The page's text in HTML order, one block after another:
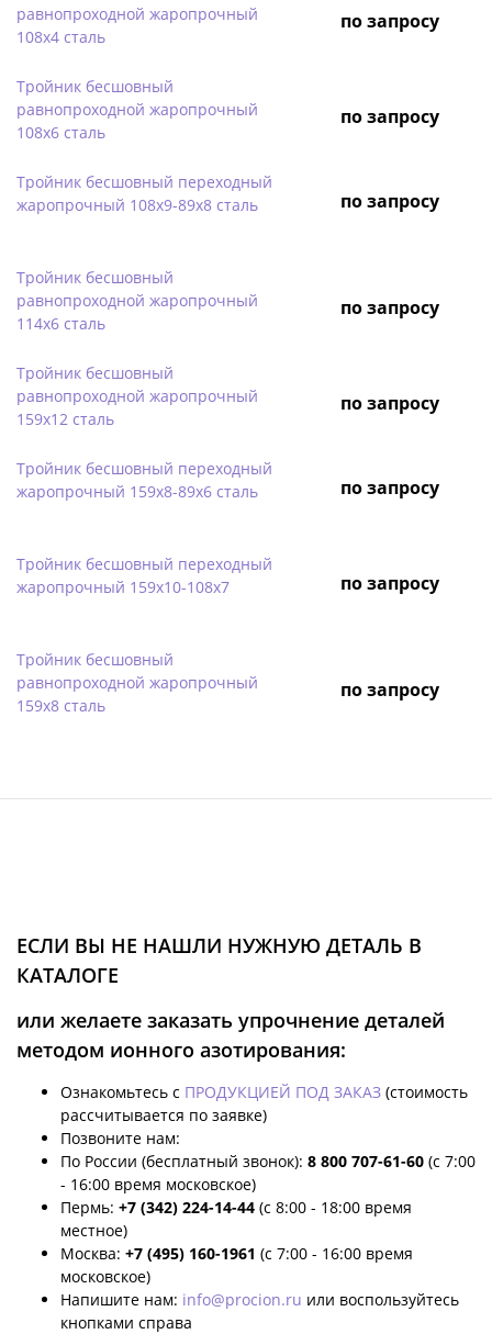
равнопроходной жаропрочный
108х4 сталь
по запросу
Тройник бесшовный
равнопроходной жаропрочный
108х6 сталь
по запросу
Тройник бесшовный переходный
жаропрочный 108х9-89х8 сталь
по запросу
Тройник бесшовный
равнопроходной жаропрочный
114х6 сталь
по запросу
Тройник бесшовный
равнопроходной жаропрочный
159х12 сталь
по запросу
Тройник бесшовный переходный
жаропрочный 159х8-89х6 сталь
по запросу
Тройник бесшовный переходный
жаропрочный 159х10-108х7
по запросу
Тройник бесшовный
равнопроходной жаропрочный
159х8 сталь
по запросу
ЕСЛИ ВЫ НЕ НАШЛИ НУЖНУЮ ДЕТАЛЬ В
КАТАЛОГЕ
или желаете заказать упрочнение деталей
методом ионного азотирования:
Ознакомьтесь с ПРОДУКЦИЕЙ ПОД ЗАКАЗ (стоимость
рассчитывается по заявке)
Позвоните нам:
По России (бесплатный звонок): 8 800 707-61-60 (с 7:00
- 16:00 время московское)
Пермь: +7 (342) 224-14-44 (с 8:00 - 18:00 время
местное)
Москва: +7 (495) 160-1961 (с 7:00 - 16:00 время
московское)
Напишите нам: info@procion.ru или воспользуйтесь
кнопками справа